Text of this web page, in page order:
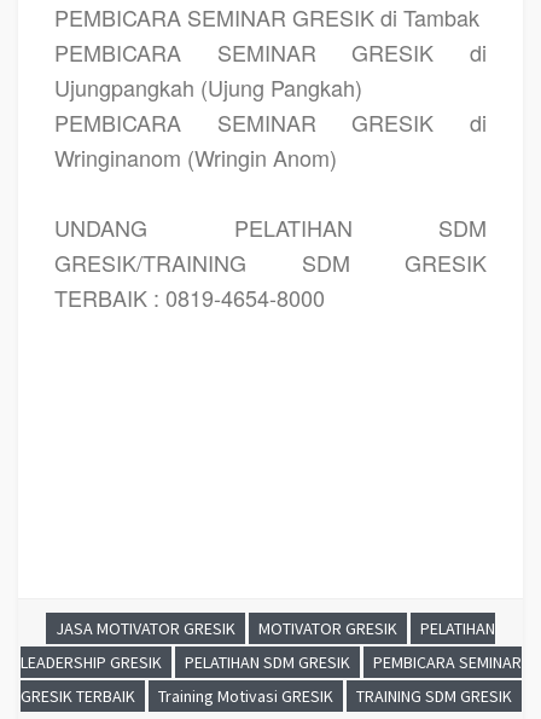
PEMBICARA SEMINAR GRESIK di Tambak
PEMBICARA SEMINAR GRESIK di
Ujungpangkah (Ujung Pangkah)
PEMBICARA SEMINAR GRESIK di
Wringinanom (Wringin Anom)
UNDANG PELATIHAN SDM
GRESIK/TRAINING SDM GRESIK
TERBAIK : 0819-4654-8000
JASA MOTIVATOR GRESIK MOTIVATOR GRESIK
PELATIHAN
LEADERSHIP GRESIK
PELATIHAN SDM GRESIK
PEMBICARA SEMINAR
GRESIK TERBAIK
Training Motivasi GRESIK TRAINING SDM GRESIK